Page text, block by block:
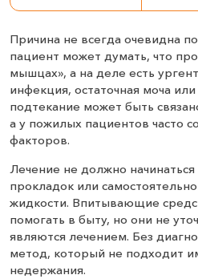
Причина не всегда очевидна
пациент может думать, что
мышцах», а на деле есть
инфекция, остаточная моча
подтекание может быть
а у пожилых пациентов часто
факторов.
Лечение не должно начинаться
прокладок или
жидкости. Впитывающие
помогать в быту, но они не
являются лечением. Без
метод, который не подходит
недержания.